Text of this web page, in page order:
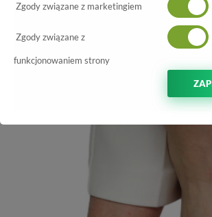
030.02.0660 Coconut Skóra
-25%
Zgody związane z marketingiem
Zgody związane z
funkcjonowaniem strony